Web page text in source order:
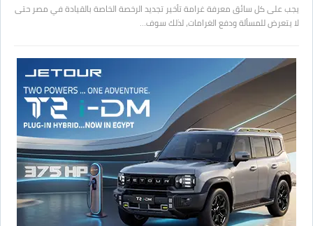
يجب على كل سائق معرفة غرامة تأخير تجديد الرخصة الخاصة بالقيادة في مصر حتى
لا يتعرض للمسألة ودفع الغرامات، لذلك سوف…